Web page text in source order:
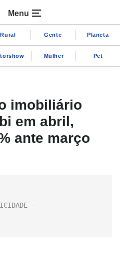
Menu
Rural Gente Planeta
Mulher Pet
imobiliário
em abril,
ante março